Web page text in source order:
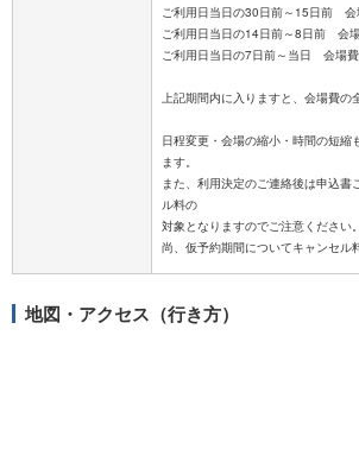
ご利用日当日の30日前～15日前 会
ご利用日当日の14日前～8日前 会
ご利用日当日の7日前～当日 会場
上記期間内に入りますと、会場費の
日程変更・会場の縮小・時間の短縮
ます。
また、利用決定のご連絡後は申込書
ル料の
対象となりますのでご注意ください。
地図・アクセス（行き方）